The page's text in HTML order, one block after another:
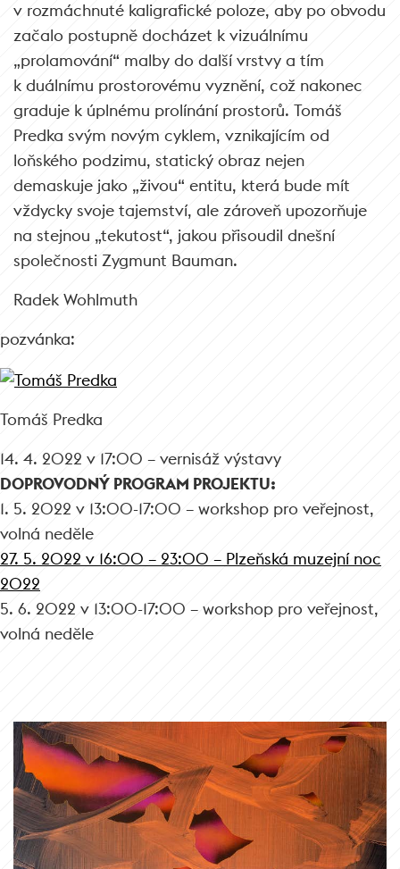
v rozmáchnuté kaligrafické poloze, aby po obvodu
začalo postupně docházet k vizuálnímu
„prolamování“ malby do další vrstvy a tím
k duálnímu prostorovému vyznění, což nakonec
graduje k úplnému prolínání prostorů. Tomáš
Predka svým novým cyklem, vznikajícím od
loňského podzimu, statický obraz nejen
demaskuje jako „živou“ entitu, která bude mít
vždycky svoje tajemství, ale zároveň upozorňuje
na stejnou „tekutost“, jakou přisoudil dnešní
společnosti Zygmunt Bauman.
Radek Wohlmuth
pozvánka:
Tomáš Predka
14. 4. 2022 v 17:00 – vernisáž výstavy
DOPROVODNÝ PROGRAM PROJEKTU:
1. 5. 2022 v 13:00-17:00 – workshop pro veřejnost,
volná neděle
27. 5. 2022 v 16:00 – 23:00 – Plzeňská muzejní noc
2022
5. 6. 2022 v 13:00-17:00 – workshop pro veřejnost,
volná neděle